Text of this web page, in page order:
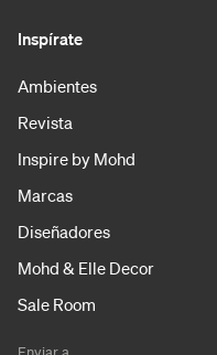
Inspírate
Ambientes
Revista
Inspire by Mohd
Marcas
Diseñadores
Mohd & Elle Decor
Sale Room